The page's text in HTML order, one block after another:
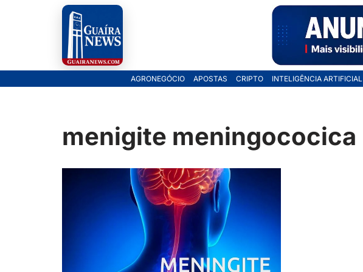
AGRONEGÓCIO APOSTAS CRIPTO INTELIGÊNCIA ARTIFICIAL
menigite meningococica